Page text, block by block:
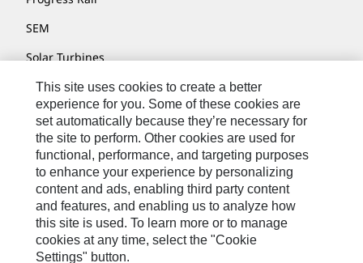
SEM
Solar Turbines
SPM Oil & Gas
Turner Powertrain Systems
Contáctenos
Mapa Del Sitio
Cookie Settings
Avisos Legales
This site uses cookies to create a better
experience for you. Some of these cookies are
set automatically because they’re necessary for
the site to perform. Other cookies are used for
functional, performance, and targeting purposes
to enhance your experience by personalizing
content and ads, enabling third party content
and features, and enabling us to analyze how
this site is used. To learn more or to manage
cookies at any time, select the "Cookie
Settings" button.